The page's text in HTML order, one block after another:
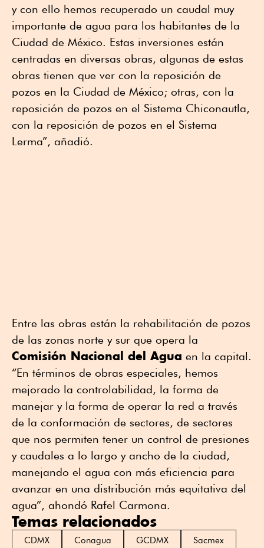
y con ello hemos recuperado un caudal muy
importante de agua para los habitantes de la
Ciudad de México. Estas inversiones están
centradas en diversas obras, algunas de estas
obras tienen que ver con la reposición de
pozos en la Ciudad de México; otras, con la
reposición de pozos en el Sistema Chiconautla,
con la reposición de pozos en el Sistema
Lerma”, añadió.
Entre las obras están la rehabilitación de pozos
de las zonas norte y sur que opera la
Comisión Nacional del Agua en la capital.
“En términos de obras especiales, hemos
mejorado la controlabilidad, la forma de
manejar y la forma de operar la red a través
de la conformación de sectores, de sectores
que nos permiten tener un control de presiones
y caudales a lo largo y ancho de la ciudad,
manejando el agua con más eficiencia para
avanzar en una distribución más equitativa del
agua”, ahondó Rafel Carmona.
Temas relacionados
CDMX Conagua GCDMX Sacmex